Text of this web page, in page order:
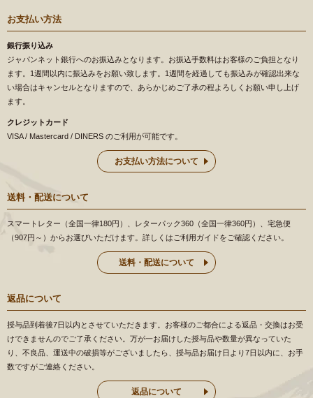
お支払い方法
銀行振り込み
ジャパンネット銀行へのお振込みとなります。お振込手数料はお客様のご負担となり
ます。1週間以内に振込みをお願い致します。1週間を経過しても振込みが確認出来な
い場合はキャンセルとなりますので、あらかじめご了承の程よろしくお願い申し上げ
ます。
クレジットカード
VISA / Mastercard / DINERS のご利用が可能です。
お支払い方法について
送料・配送について
スマートレター（全国一律180円）、レターパック360（全国一律360円）、宅急便
（907円～）からお選びいただけます。詳しくはご利用ガイドをご確認ください。
送料・配送について
返品について
授与品到着後7日以内とさせていただきます。お客様のご都合による返品・交換はお受
けできませんのでご了承ください。万が一お届けした授与品や数量が異なっていた
り、不良品、運送中の破損等がございましたら、授与品お届け日より7日以内に、お手
数ですがご連絡ください。
返品について